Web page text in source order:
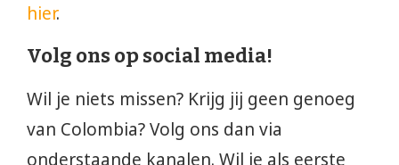
hier.
Volg ons op social media!
Wil je niets missen? Krijg jij geen genoeg
van Colombia? Volg ons dan via
onderstaande kanalen. Wil je als eerste